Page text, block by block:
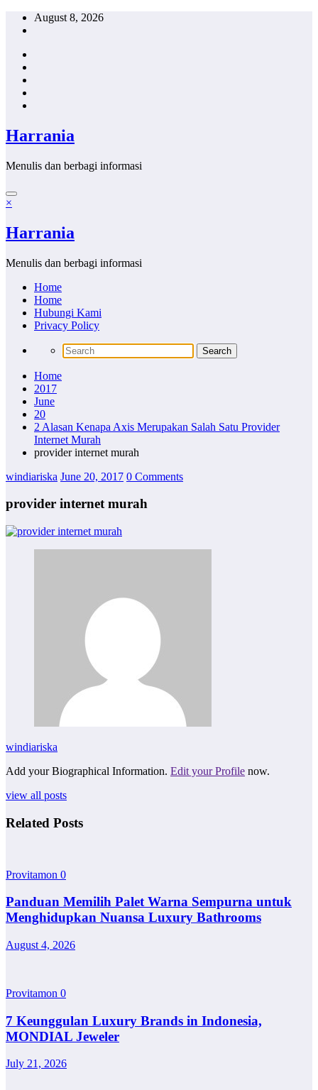
Skip
August 8, 2026
Harrania
Menulis dan berbagi informasi
×
Harrania
Menulis dan berbagi informasi
Home
Home
Hubungi Kami
Privacy Policy
Home
2017
June
20
2 Alasan Kenapa Axis Merupakan Salah Satu Provider
Internet Murah
provider internet murah
windiariska June 20, 2017 0 Comments
provider internet murah
windiariska
Add your Biographical Information. Edit your Profile now.
view all posts
Related Posts
Provitamon 0
Panduan Memilih Palet Warna Sempurna untuk
Menghidupkan Nuansa Luxury Bathrooms
August 4, 2026
Provitamon 0
7 Keunggulan Luxury Brands in Indonesia,
MONDIAL Jeweler
July 21, 2026